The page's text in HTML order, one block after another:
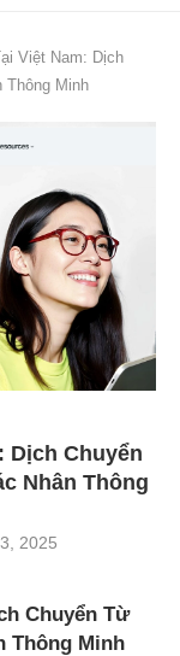
Việt Nam: Dịch
Thông Minh
Dịch Chuyển
Nhân Thông
2025
Chuyển Từ
Thông Minh